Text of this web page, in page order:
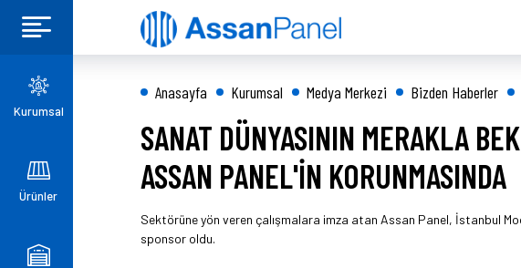
Kurumsal
Ürünler
Anasayfa Kurumsal Medya Merkezi Bizden Haberler
SANAT DÜNYASININ MERAKLA
ASSAN PANEL'İN KORUNMASINDA
Sektörüne yön veren çalışmalara imza atan Assan Panel, İstanbul
sponsor oldu.